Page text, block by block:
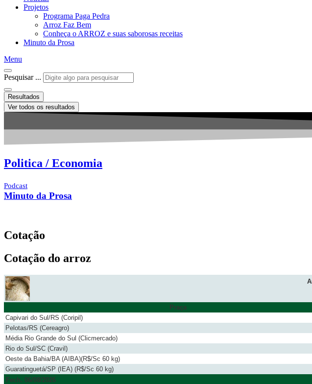
Projetos
Programa Paga Pedra
Arroz Faz Bem
Conheça o ARROZ e suas saborosas receitas
Minuto da Prosa
Menu
Pesquisar ...
Resultados
Ver todos os resultados
Politica / Economia
Podcast
Minuto da Prosa
Cotação
Cotação do arroz
Praça
Capivari do Sul/RS (Coripil)
Pelotas/RS (Cereagro)
Média Rio Grande do Sul (Clicmercado)
Rio do Sul/SC (Cravil)
Oeste da Bahia/BA (AIBA)(R$/Sc 60 kg)
Guaratinguetá/SP (IEA) (R$/Sc 60 kg)
Fech. 06/08/2026